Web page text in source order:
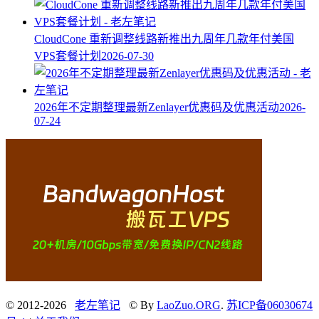
CloudCone 重新调整线路新推出九周年几款年付美国
VPS套餐计划 2026-07-30
2026年不定期整理最新Zenlayer优惠码及优惠活动2026-
07-24
© 2012-2026 老左笔记 © By LaoZuo.ORG. 苏ICP备06030674